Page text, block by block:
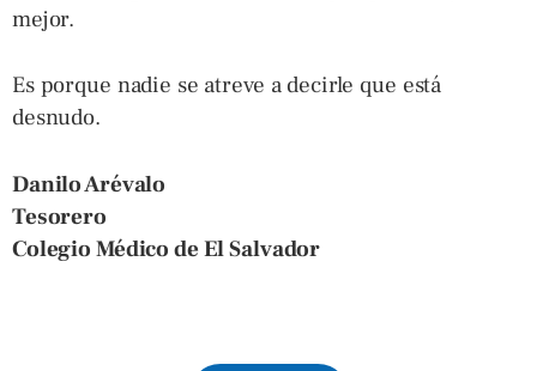
mejor.
Es porque nadie se atreve a decirle que está
desnudo.
Danilo Arévalo
Tesorero
Colegio Médico de El Salvador